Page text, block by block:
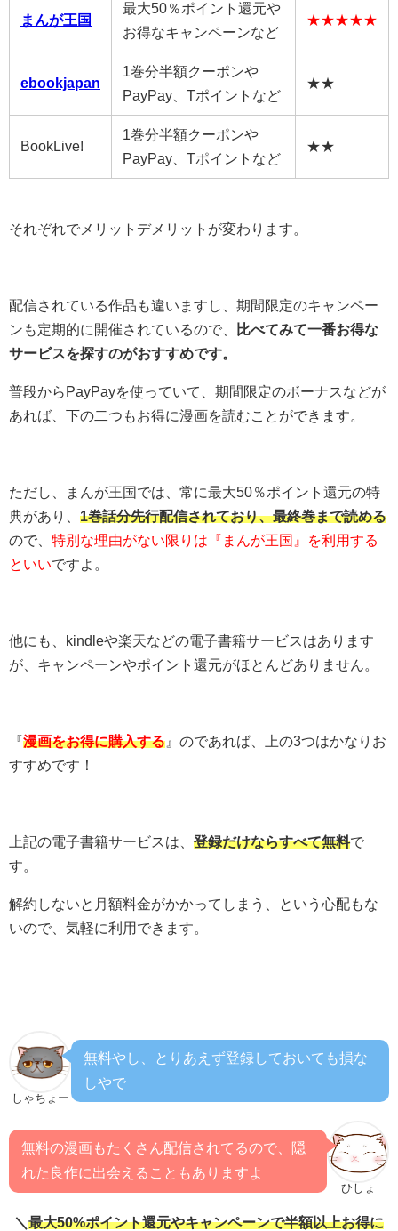
まんが王国
最大50％ポイント還元や
お得なキャンペーンなど
★★★★★
ebookjapan
1巻分半額クーポンや
PayPay、Tポイントなど
★★
BookLive!
1巻分半額クーポンや
PayPay、Tポイントなど
★★
それぞれでメリットデメリットが変わります。
配信されている作品も違いますし、期間限定のキャンペー
ンも定期的に開催されているので、
比べてみて一番お得な
サービスを探すのがおすすめです。
普段からPayPayを使っていて、期間限定のボーナスなどが
あれば、下の二つもお得に漫画を読むことができます。
ただし、まんが王国では、常に最大50％ポイント還元の特
典があり、 1巻話分先行配信されており、最終巻まで読める
ので、 特別な理由がない限りは『まんが王国』を利用する
といいですよ。
他にも、kindleや楽天などの電子書籍サービスはあります
が、キャンペーンやポイント還元がほとんどありません。
『漫画をお得に購入する 』のであれば、上の3つはかなりお
すすめです！
上記の電子書籍サービスは、 登録だけならすべて無料で
す。
解約しないと月額料金がかかってしまう、という心配もな
いので、気軽に利用できます。
しゃちょー
無料やし、とりあえず登録しておいても損な
しやで
ひしょ
無料の漫画もたくさん配信されてるので、隠
れた良作に出会えることもありますよ
＼ 最大50%ポイント還元やキャンペーンで半額以上お得に